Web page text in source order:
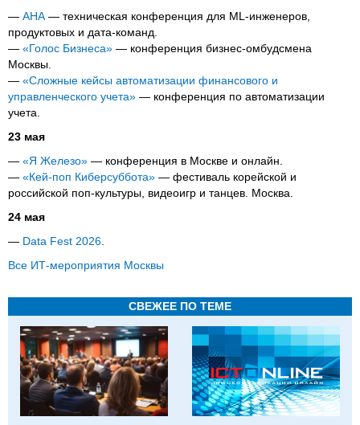
— АНА — техническая конференция для ML-инженеров,
продуктовых и дата-команд.
— «Голос Бизнеса» — конференция бизнес-омбудсмена
Москвы.
— «Сложные кейсы автоматизации финансового и
управленческого учета» — конференция по автоматизации
учета.
23 мая
— «Я Железо» — конференция в Москве и онлайн.
— «Кей-поп Киберсуббота» — фестиваль корейской и
российской поп-культуры, видеоигр и танцев. Москва.
24 мая
— Data Fest 2026
Все ИТ-мероприятия Москвы
СВЕЖЕЕ ПО ТЕМЕ